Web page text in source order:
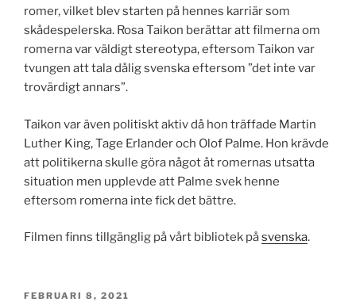
romer, vilket blev starten på hennes karriär som
skådespelerska. Rosa Taikon berättar att filmerna om
romerna var väldigt stereotypa, eftersom Taikon var
tvungen att tala dålig svenska eftersom ”det inte var
trovärdigt annars”.
Taikon var även politiskt aktiv då hon träffade Martin
Luther King, Tage Erlander och Olof Palme. Hon krävde
att politikerna skulle göra något åt romernas utsatta
situation men upplevde att Palme svek henne
eftersom romerna inte fick det bättre.
Filmen finns tillgänglig på vårt bibliotek påsvenska.
PUBLICERAT
FEBRUARI 8, 2021